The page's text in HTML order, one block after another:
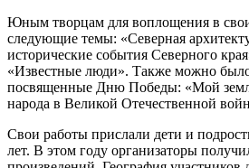
Юным творцам для воплощения в
следующие темы: «Северная
исторические события Северного
«Известные люди». Также можно было
посвященные Дню Победы: «Мой
народа в Великой Отечественной
Свои работы прислали дети и
лет. В этом году организаторы